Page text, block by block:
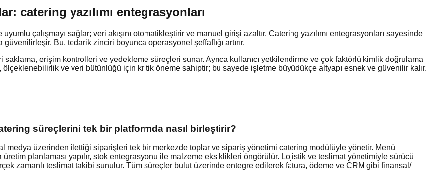
catering yazılımı entegrasyonları
çalışmayı sağlar; veri akışını otomatikleştirir ve manuel girişi azaltır. Catering yazılımı entegrasyonları sayesinde
Bu, tedarik zinciri boyunca operasyonel şeffaflığı artırır.
erişim kontrolleri ve yedekleme süreçleri sunar. Ayrıca kullanıcı yetkilendirme ve çok faktörlü kimlik doğrulama
ve veri bütünlüğü için kritik öneme sahiptir; bu sayede işletme büyüdükçe altyapı esnek ve güvenilir kalır.
süreçlerini tek bir platformda nasıl birleştirir?
medya üzerinden ilettiği siparişleri tek bir merkezde toplar ve sipariş yönetimi catering modülüyle yönetir. Menü
planlaması yapılır, stok entegrasyonu ile malzeme eksiklikleri öngörülür. Lojistik ve teslimat yönetimiyle sürücü
zamanlı teslimat takibi sunulur. Tüm süreçler bulut üzerinde entegre edilerek fatura, ödeme ve CRM gibi finansal/